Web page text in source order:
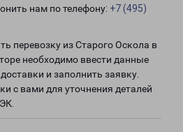
нам по телефону: +7 (495)
перевозку из Старого Оскола в
необходимо ввести данные
и заполнить заявку.
с вами для уточнения деталей